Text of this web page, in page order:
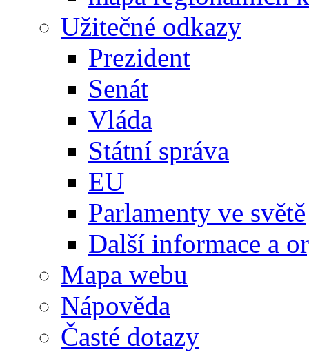
Užitečné odkazy
Prezident
Senát
Vláda
Státní správa
EU
Parlamenty ve světě
Další informace a
Mapa webu
Nápověda
Časté dotazy